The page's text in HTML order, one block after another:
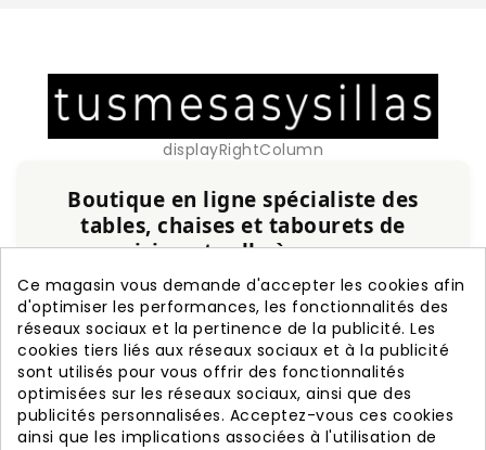
displayRightColumn
Boutique en ligne spécialiste des
tables, chaises et tabourets de
cuisine et salle à manger
Service personnalisé, expérience et qualité
garanties.
+20 ans d'expérience
Fabrication nationale
Garantie de 3 ans
Livraison rapide
Ce magasin vous demande d'accepter les cookies afin
d'optimiser les performances, les fonctionnalités des
réseaux sociaux et la pertinence de la publicité. Les
cookies tiers liés aux réseaux sociaux et à la publicité
sont utilisés pour vous offrir des fonctionnalités
optimisées sur les réseaux sociaux, ainsi que des
publicités personnalisées. Acceptez-vous ces cookies
ainsi que les implications associées à l'utilisation de